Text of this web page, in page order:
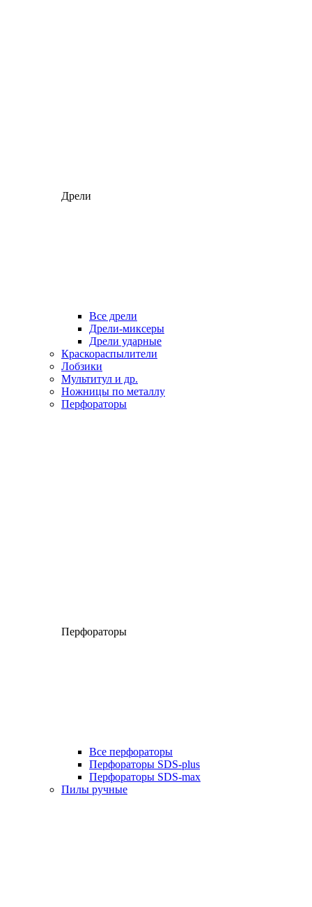
Дрели
Все дрели
Дрели-миксеры
Дрели ударные
Краскораспылители
Лобзики
Мультитул и др.
Ножницы по металлу
Перфораторы
Перфораторы
Все перфораторы
Перфораторы SDS-plus
Перфораторы SDS-max
Пилы ручные